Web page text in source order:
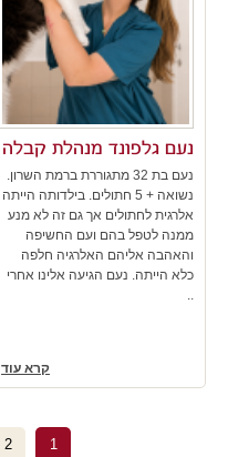
נעם גלפונד מנהלת קבלה
נעם בת 32 מתגוררת ברמת השרון.
נשואה + 5 חתולים. בילדותה הייתה
אלרגית לחתולים אך גם זה לא מנע
ממנה לטפל בהם ועם החשיפה
והאהבה אליהם האלרגיה חלפה
כלא הייתה. נעם הגיעה אלינו אחרי
..
קרא עוד
1
2